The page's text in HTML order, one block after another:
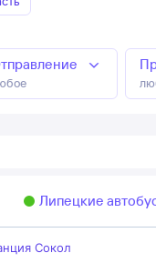
Липецкие
Сокол